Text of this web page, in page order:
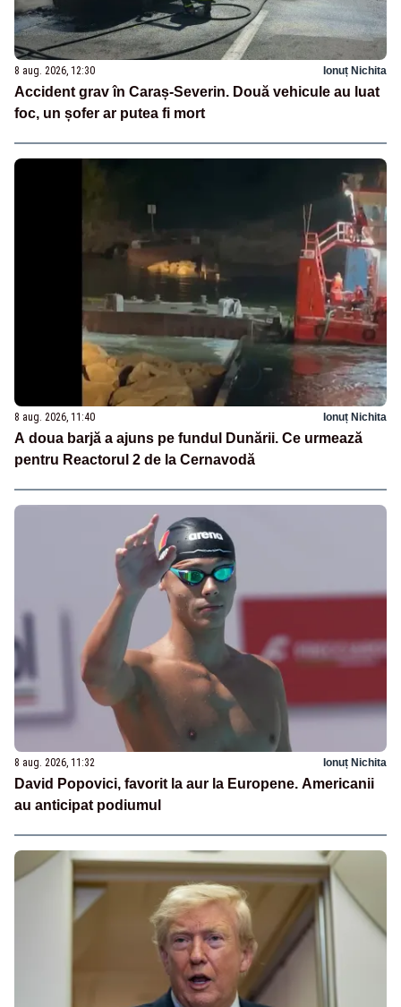
8 aug. 2026, 12:30 Ionuț Nichita
Accident grav în Caraș-Severin. Două vehicule au luat
foc, un șofer ar putea fi mort
8 aug. 2026, 11:40 Ionuț Nichita
A doua barjă a ajuns pe fundul Dunării. Ce urmează
pentru Reactorul 2 de la Cernavodă
8 aug. 2026, 11:32 Ionuț Nichita
David Popovici, favorit la aur la Europene. Americanii
au anticipat podiumul